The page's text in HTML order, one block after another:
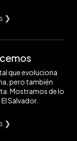
❯
que evoluciona
pero también
Mostramos de lo
Salvador.
❯